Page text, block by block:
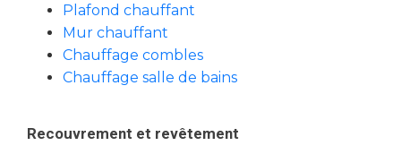
Plafond chauffant
Mur chauffant
Chauffage combles
Chauffage salle de bains
Recouvrement et revêtement